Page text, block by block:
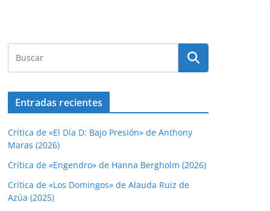
Entradas recientes
Crítica de «El Día D: Bajo Presión» de Anthony
Maras (2026)
Crítica de «Engendro» de Hanna Bergholm (2026)
Crítica de «Los Domingos» de Alauda Ruiz de
Azúa (2025)